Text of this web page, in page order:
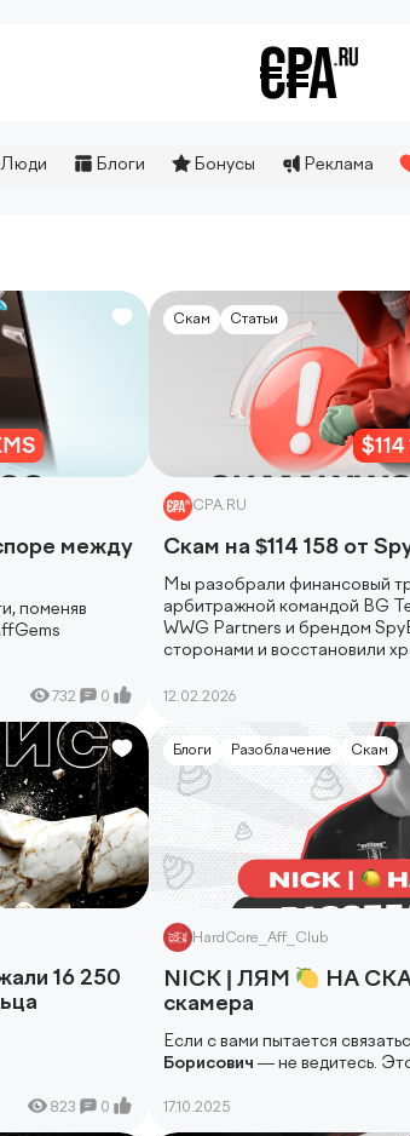
Люди Блоги Бонусы Реклама
между
поменяв
732 0
Скам Статьи
CPA.RU
Скам на $114 158 от
Мы разобрали финансовый
арбитражной командой BG
WWG Partners и брендом
сторонами и восстановили
превратились в долг на $114
12.02.2026
16 250
823 0
Блоги Разоблачение Скам
HardCore_Aff_Club
NICK | ЛЯМ
НА
скамера
Если с вами пытается
Борисович — не ведитесь.
17.10.2025